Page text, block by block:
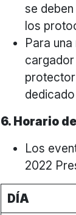
se
los
Para
6. Horario
Los
2022
DÍA